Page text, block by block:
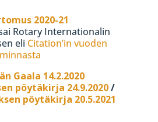
2020-21
Rotary Internationalin
eli Citation’in vuoden
Gaala 14.2.2020
pöytäkirja 24.9.2020/
pöytäkirja 20.5.2021